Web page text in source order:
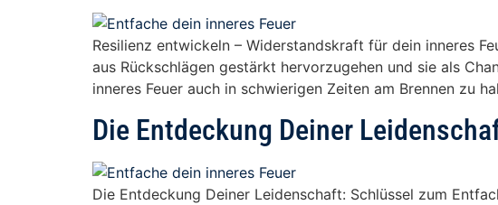
Resilienz entwickeln – Widerstandskraft für dein inneres
aus Rückschlägen gestärkt hervorzugehen und sie als
inneres Feuer auch in schwierigen Zeiten am Brennen zu
Die Entdeckung Deiner
Die Entdeckung Deiner Leidenschaft: Schlüssel zum